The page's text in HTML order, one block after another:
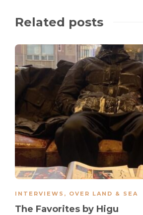
Related posts
INTERVIEWS , OVER LAND & SEA
The Favorites by Higu